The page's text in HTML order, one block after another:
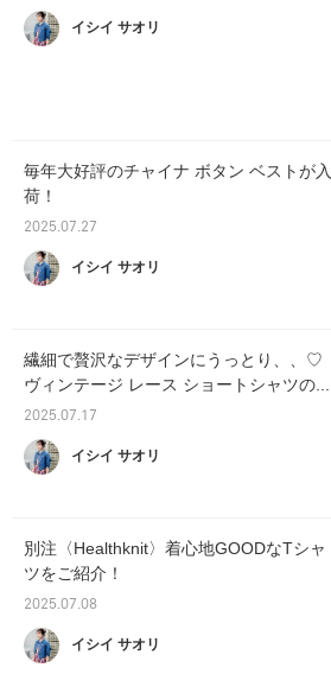
イシイ サオリ
毎年大好評のチャイナ ボタン ベストが入
荷！
2025.07.27
イシイ サオリ
繊細で贅沢なデザインにうっとり、、♡
ヴィンテージ レース ショートシャツの...
2025.07.17
イシイ サオリ
別注〈Healthknit〉着心地GOODなTシャ
ツをご紹介！
2025.07.08
イシイ サオリ